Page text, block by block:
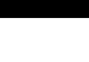
事